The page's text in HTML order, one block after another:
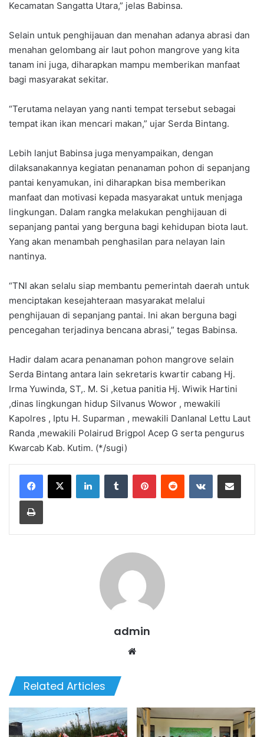
Kecamatan Sangatta Utara,” jelas Babinsa.
Selain untuk penghijauan dan menahan adanya abrasi dan
menahan gelombang air laut pohon mangrove yang kita
tanam ini juga, diharapkan mampu memberikan manfaat
bagi masyarakat sekitar.
“Terutama nelayan yang nanti tempat tersebut sebagai
tempat ikan ikan mencari makan,” ujar Serda Bintang.
Lebih lanjut Babinsa juga menyampaikan, dengan
dilaksanakannya kegiatan penanaman pohon di sepanjang
pantai kenyamukan, ini diharapkan bisa memberikan
manfaat dan motivasi kepada masyarakat untuk menjaga
lingkungan. Dalam rangka melakukan penghijauan di
sepanjang pantai yang berguna bagi kehidupan biota laut.
Yang akan menambah penghasilan para nelayan lain
nantinya.
“TNI akan selalu siap membantu pemerintah daerah untuk
menciptakan kesejahteraan masyarakat melalui
penghijauan di sepanjang pantai. Ini akan berguna bagi
pencegahan terjadinya bencana abrasi,” tegas Babinsa.
Hadir dalam acara penanaman pohon mangrove selain
Serda Bintang antara lain sekretaris kwartir cabang Hj.
Irma Yuwinda, ST,. M. Si ,ketua panitia Hj. Wiwik Hartini
,dinas lingkungan hidup Silvanus Wowor , mewakili
Kapolres , Iptu H. Suparman , mewakili Danlanal Lettu Laut
Randa ,mewakili Polairud Brigpol Acep G serta pengurus
Kwarcab Kab. Kutim. (*/sugi)
admin
Related Articles